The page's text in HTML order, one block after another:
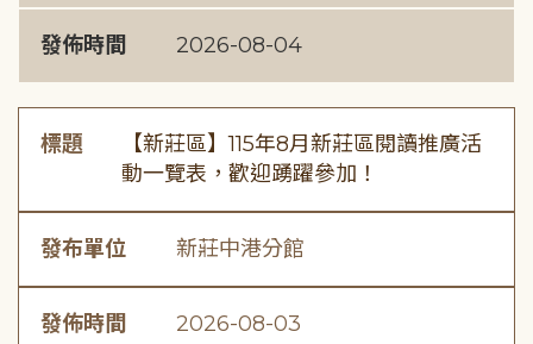
發佈時間 2026-08-04
標題
【新莊區】115年8月新莊區閱讀推廣活
動一覽表，歡迎踴躍參加！
發布單位 新莊中港分館
發佈時間 2026-08-03